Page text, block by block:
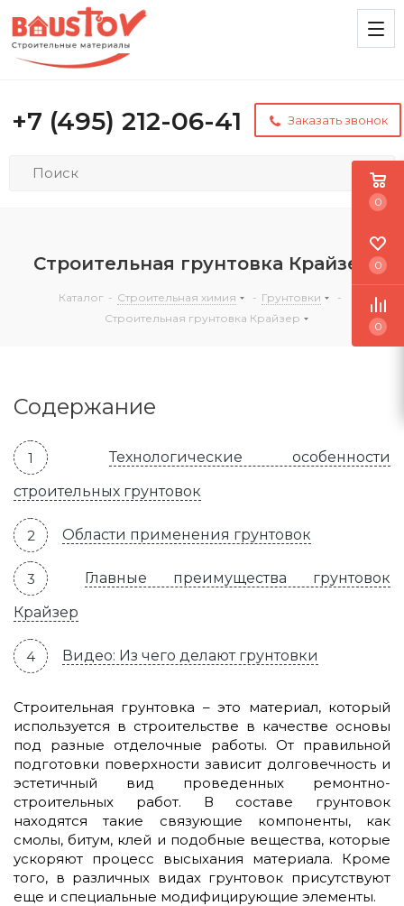
+7 (495) 212-06-41 Заказать звонок
Строительная грунтовка Крайзер
Каталог - Строительная химия - Грунтовки
-
Строительная грунтовка Крайзер
Содержание
Технологические особенности
строительных грунтовок
Области применения грунтовок
Главные преимущества грунтовок
Крайзер
Видео: Из чего делают грунтовки
Строительная грунтовка – это материал, который
используется в строительстве в качестве основы
под разные отделочные работы. От правильной
подготовки поверхности зависит долговечность и
эстетичный вид проведенных ремонтно-
строительных работ. В составе грунтовок
находятся такие связующие компоненты, как
смолы, битум, клей и подобные вещества, которые
ускоряют процесс высыхания материала. Кроме
того, в различных видах грунтовок присутствуют
еще и специальные модифицирующие элементы.
0
0
0